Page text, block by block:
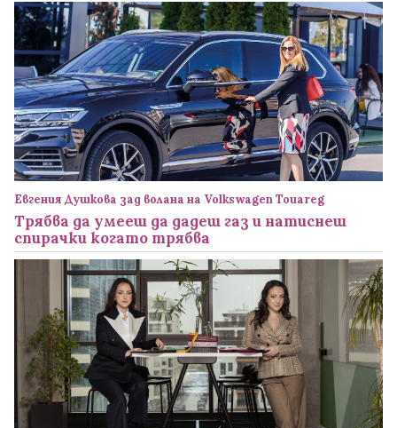
Евгения Душкова зад волана на Volkswagen Touareg
Трябва да умееш да дадеш газ и натиснеш
спирачки когато трябва